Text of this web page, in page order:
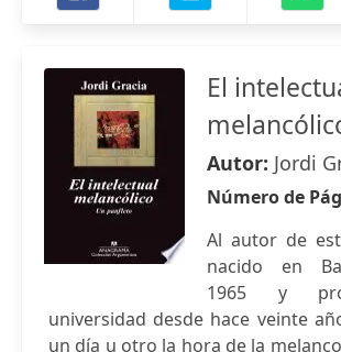
El
Autor: Jordi
Número de
Al autor de
nacido en
1965 y
universidad desde hace veinte
un día u otro la hora de la